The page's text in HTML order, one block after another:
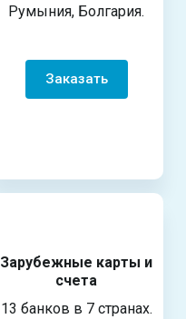
Румыния, Болгария.
Заказать
Зарубежные карты и
счета
13 банков в 7 странах.